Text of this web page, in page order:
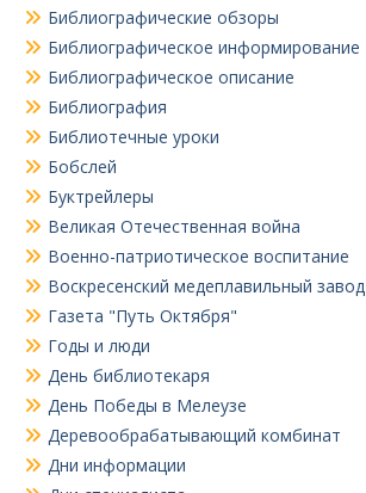
Библиографические обзоры
Библиографическое информирование
Библиографическое описание
Библиография
Библиотечные уроки
Бобслей
Буктрейлеры
Великая Отечественная война
Военно-патриотическое воспитание
Воскресенский медеплавильный завод
Газета "Путь Октября"
Годы и люди
День библиотекаря
День Победы в Мелеузе
Деревообрабатывающий комбинат
Дни информации